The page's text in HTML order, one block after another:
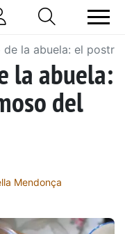
de la abuela: el
la abuela:
del
Mendonça